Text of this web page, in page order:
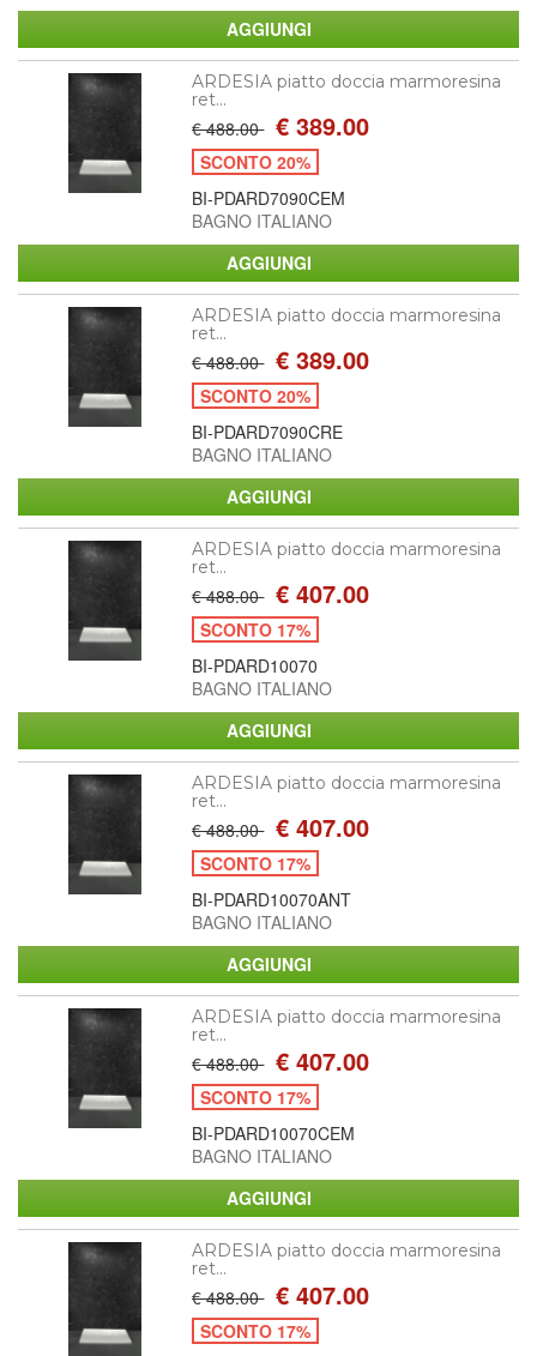
ARDESIA piatto doccia marmoresina
ret...
€ 488.00 € 389.00
SCONTO 20%
BI-PDARD7090CEM
BAGNO ITALIANO
ARDESIA piatto doccia marmoresina
ret...
€ 488.00 € 389.00
SCONTO 20%
BI-PDARD7090CRE
BAGNO ITALIANO
ARDESIA piatto doccia marmoresina
ret...
€ 488.00 € 407.00
SCONTO 17%
BI-PDARD10070
BAGNO ITALIANO
ARDESIA piatto doccia marmoresina
ret...
€ 488.00 € 407.00
SCONTO 17%
BI-PDARD10070ANT
BAGNO ITALIANO
ARDESIA piatto doccia marmoresina
ret...
€ 488.00 € 407.00
SCONTO 17%
BI-PDARD10070CEM
BAGNO ITALIANO
ARDESIA piatto doccia marmoresina
ret...
€ 488.00 € 407.00
SCONTO 17%